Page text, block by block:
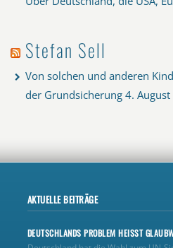
Stefan Sell
Von solchen und anderen
der Grundsicherung 4.
AKTUELLE BEITRÄGE
DEUTSCHLANDS PROBLEM HEISST